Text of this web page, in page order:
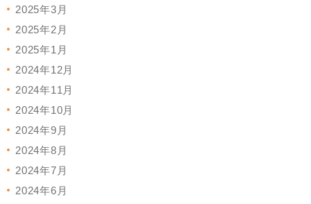
2025年3月
2025年2月
2025年1月
2024年12月
2024年11月
2024年10月
2024年9月
2024年8月
2024年7月
2024年6月